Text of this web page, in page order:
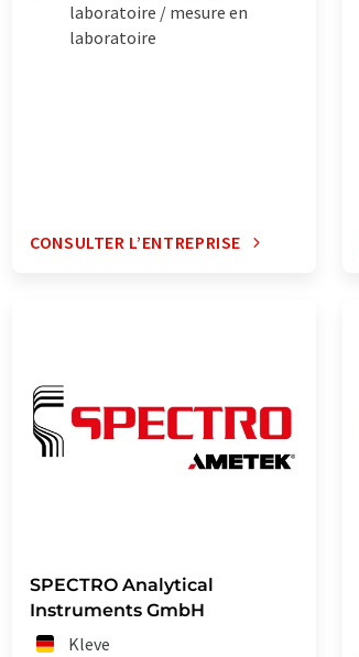
laboratoire / mesure en
laboratoire
CONSULTER L’ENTREPRISE
SPECTRO Analytical
Instruments GmbH
Kleve